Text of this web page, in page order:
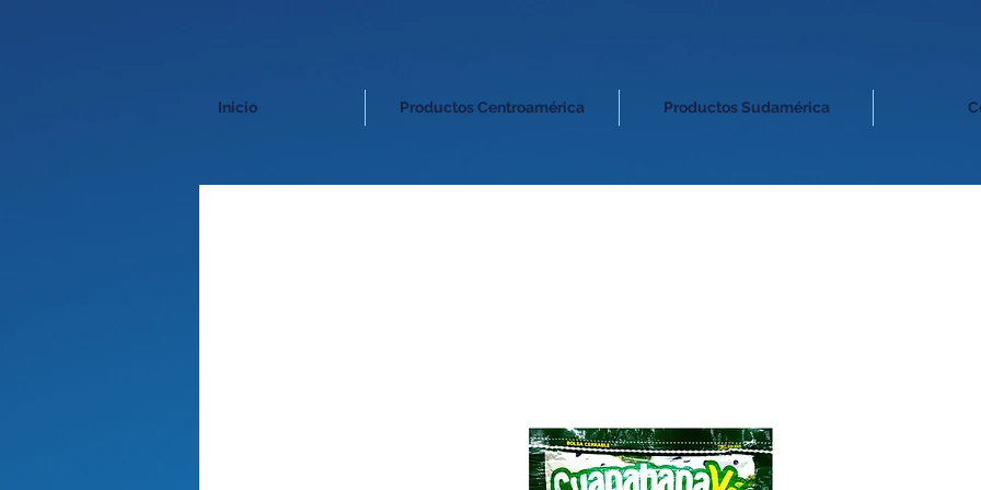
Inicio Productos Centroamérica Productos Sudamérica